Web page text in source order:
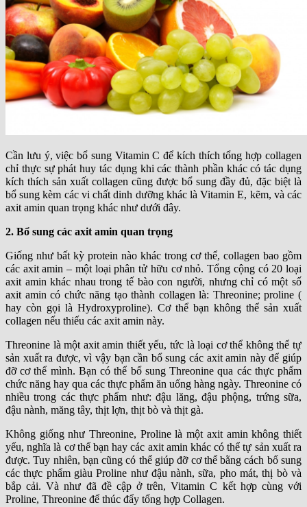
Cần lưu ý, việc bổ sung Vitamin C để kích thích tổng hợp collagen
chỉ thực sự phát huy tác dụng khi các thành phần khác có tác dụng
kích thích sản xuất collagen cũng được bổ sung đầy đủ, đặc biệt là
bổ sung kèm các vi chất dinh dưỡng khác là Vitamin E, kẽm, và các
axit amin quan trọng khác như dưới đây.
2. Bổ sung các axit amin quan trọng
Giống như bất kỳ protein nào khác trong cơ thể, collagen bao gồm
các axit amin – một loại phân tử hữu cơ nhỏ. Tổng cộng có 20 loại
axit amin khác nhau trong tế bào con người, nhưng chỉ có một số
axit amin có chức năng tạo thành collagen là: Threonine; proline (
hay còn gọi là Hydroxyproline). Cơ thể bạn không thể sản xuất
collagen nếu thiếu các axit amin này.
Threonine là một axit amin thiết yếu, tức là loại cơ thể không thể tự
sản xuất ra được, vì vậy bạn cần bổ sung các axit amin này để giúp
đỡ cơ thể mình. Bạn có thể bổ sung Threonine qua các thực phẩm
chức năng hay qua các thực phẩm ăn uống hàng ngày. Threonine có
nhiều trong các thực phẩm như: đậu lăng, đậu phộng, trứng sữa,
đậu nành, măng tây, thịt lợn, thịt bò và thịt gà.
Không giống như Threonine, Proline là một axit amin không thiết
yếu, nghĩa là cơ thể bạn hay các axit amin khác có thể tự sản xuất ra
được. Tuy nhiên, bạn cũng có thể giúp đỡ cơ thể bằng cách bổ sung
các thực phẩm giàu Proline như đậu nành, sữa, pho mát, thị bò và
bắp cải. Và như đã đề cập ở trên, Vitamin C kết hợp cùng với
Proline, Threonine để thúc đẩy tổng hợp Collagen.